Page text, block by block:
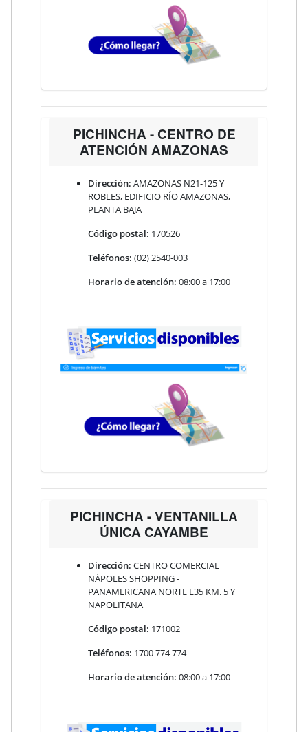
PICHINCHA - CENTRO DE
ATENCIÓN AMAZONAS
Dirección: AMAZONAS N21-125 Y
ROBLES, EDIFICIO RÍO AMAZONAS,
PLANTA BAJA
Código postal: 170526
Teléfonos: (02) 2540-003
Horario de atención: 08:00 a 17:00
PICHINCHA - VENTANILLA
ÚNICA CAYAMBE
Dirección: CENTRO COMERCIAL
NÁPOLES SHOPPING -
PANAMERICANA NORTE E35 KM. 5 Y
NAPOLITANA
Código postal: 171002
Teléfonos: 1700 774 774
Horario de atención: 08:00 a 17:00